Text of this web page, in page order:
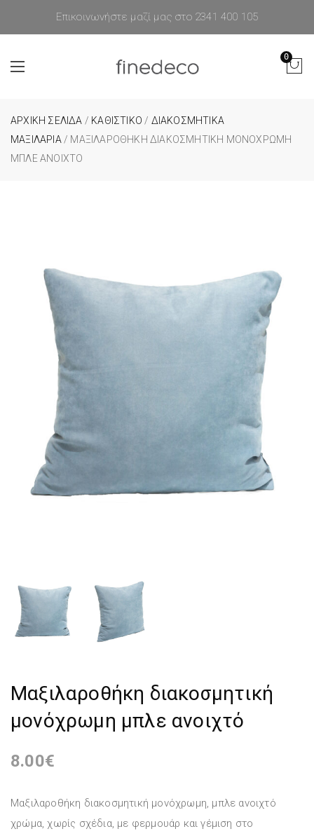
Επικοινωνήστε μαζί μας στο 2341 400 105
0
ΑΡΧΙΚΉ ΣΕΛΊΔΑ / ΚΑΘΙΣΤΙΚΟ / ΔΙΑΚΟΣΜΗΤΙΚΑ
ΜΑΞΙΛΑΡΙΑ / ΜΑΞΙΛΑΡΟΘΉΚΗ ΔΙΑΚΟΣΜΗΤΙΚΉ ΜΟΝΌΧΡΩΜΗ
ΜΠΛΕ ΑΝΟΙΧΤΌ
Μαξιλαροθήκη διακοσμητική
μονόχρωμη μπλε ανοιχτό
8.00€
Μαξιλαροθήκη διακοσμητική μονόχρωμη, μπλε ανοιχτό
χρώμα, χωρίς σχέδια, με φερμουάρ και γέμιση στο